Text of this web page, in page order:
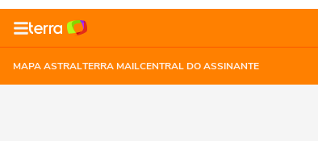
MAPA ASTRALTERRA MAILCENTRAL DO ASSINANTE